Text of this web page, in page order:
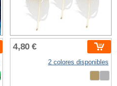
4,80 €
2 colores disponibles